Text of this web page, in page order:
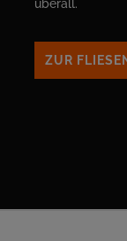
überall.
ZUR